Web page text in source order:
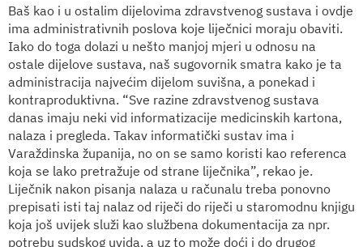
Baš kao i u ostalim dijelovima zdravstvenog sustava i ovdje
ima administrativnih poslova koje liječnici moraju obaviti.
Iako do toga dolazi u nešto manjoj mjeri u odnosu na
ostale dijelove sustava, naš sugovornik smatra kako je ta
administracija najvećim dijelom suvišna, a ponekad i
kontraproduktivna. “Sve razine zdravstvenog sustava
danas imaju neki vid informatizacije medicinskih kartona,
nalaza i pregleda. Takav informatički sustav ima i
Varaždinska županija, no on se samo koristi kao referenca
koja se lako pretražuje od strane liječnika”, rekao je.
Liječnik nakon pisanja nalaza u računalu treba ponovno
prepisati isti taj nalaz od riječi do riječi u staromodnu knjigu
koja još uvijek služi kao službena dokumentacija za npr.
potrebu sudskog uvida, a uz to može doći i do drugog